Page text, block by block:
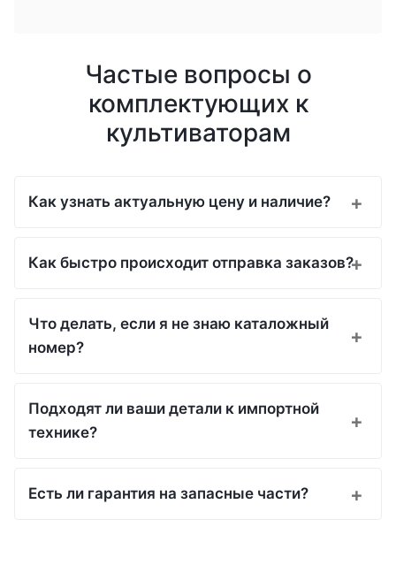
Частые вопросы о
комплектующих к
культиваторам
Как узнать актуальную цену и наличие?
Как быстро происходит отправка заказов?
Что делать, если я не знаю каталожный
номер?
Подходят ли ваши детали к импортной
технике?
Есть ли гарантия на запасные части?